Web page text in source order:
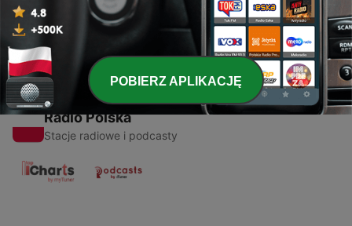
13 maj 2020
Radio Polska
Stacje radiowe i podcasty
POBIERZ APLIKACJĘ